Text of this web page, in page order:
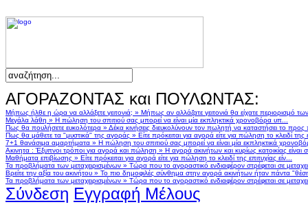
ΑΓΟΡΑΖΟΝΤΑΣ και ΠΟΥΛΩΝΤΑΣ:
Μήπως ήλθε η ώρα να αλλάξετε γειτονιά; » Μήπως αν αλλάζατε γειτονιά θα είχατε περιορισμό
Μεγάλα λάθη » Η πώληση του σπιτιού σας μπορεί να είναι μία εκπληκτικά χρονοβόρα υπ...
Πως θα πουλήσετε ευκολότερα » Δέκα κινήσεις διευκολύνουν τον πωλητή να καταστήσει το
Πως θα μάθετε τα "μυστικά" της αγοράς » Είτε πρόκειται για αγορά είτε για πώληση το κλειδί της
7+1 θανάσιμα αμαρτήματα » Η πώληση του σπιτιού σας μπορεί να είναι μία εκπληκτικά
Ακινητα : Έξυπνοι τρόποι για αγορά και πώληση » Η αγορά ακινήτων και κυρίως κατοικίας
Μαθήματα επιβίωσης » Είτε πρόκειται για αγορά είτε για πώληση το κλειδί της επιτυχίας είν...
Τα προβλήματα των μεταχειρισμένων » Τώρα που το αγοραστικό ενδιαφέρον στρέφεται σε
Βρείτε την αξία του ακινήτου » Το πιο δημοφιλές σύνθημα στην αγορά ακινήτων ήταν πάντα
Τα προβλήματα των μεταχειρισμένων » Τώρα που το αγοραστικό ενδιαφέρον στρέφεται σε
Σύνδεση Εγγραφή Μέλους